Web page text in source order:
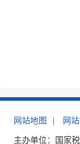
网站地图 网
主办单位：国家